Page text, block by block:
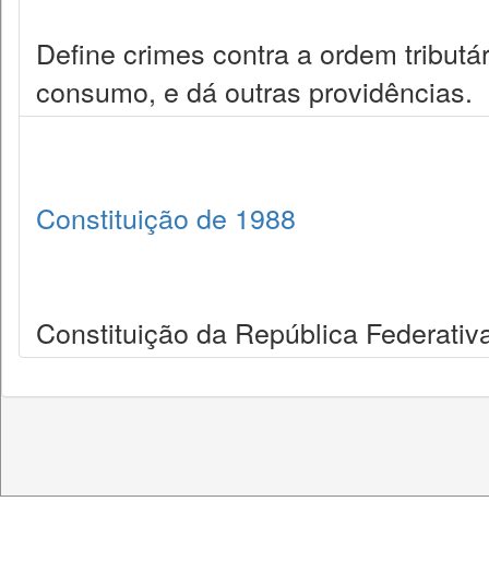
Define crimes contra a ordem
consumo, e dá outras providências.
Constituição de 1988
Constituição da República